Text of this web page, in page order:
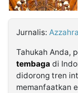
Jurnalis:
Tahukah Anda,
tembaga di
didorong tren
memanfaatkan